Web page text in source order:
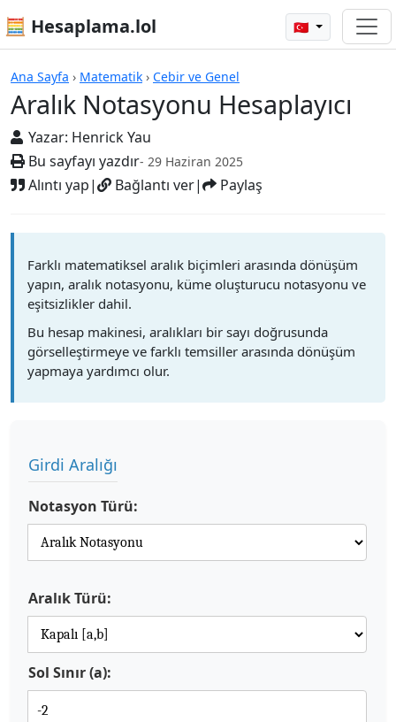
🧮 Hesaplama.lol 🇹🇷
Ana Sayfa › Matematik › Cebir ve Genel
Aralık Notasyonu Hesaplayıcı
Yazar: Henrick Yau
Bu sayfayı yazdır- 29 Haziran 2025
Alıntı yap| Bağlantı ver| Paylaş
Hesap Makineleri
Farklı matematiksel aralık biçimleri arasında dönüşüm
yapın, aralık notasyonu, küme oluşturucu notasyonu ve
eşitsizlikler dahil.
Bu hesap makinesi, aralıkları bir sayı doğrusunda
görselleştirmeye ve farklı temsiller arasında dönüşüm
yapmaya yardımcı olur.
Girdi Aralığı
Notasyon Türü:
Aralık Türü:
Sol Sınır (a):